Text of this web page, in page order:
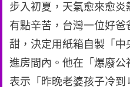
步入初夏，天氣愈來愈
有點辛苦，台灣一位好
甜，決定用紙箱自製「
進房間內。他在「爆廢
表示「昨晚老婆孩子冷